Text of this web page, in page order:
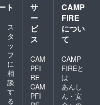
ト
ス
タ
ッ
フ
に
相
談
す
る
サ
ー
ビ
ス
CAM
PFI
RE
CAM
PFI
CAMP
FIRE
につい
て
CAMP
FIREと
は
あんし
ん・安